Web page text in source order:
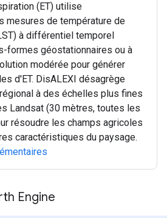
(ET) utilise
mesures de température de
à différentiel temporel
formes géostationnaires ou à
modérée pour générer
d'ET. DisALEXI désagrège
à des échelles plus fines
Landsat (30 mètres, toutes les
résoudre les champs agricoles
caractéristiques du paysage.
Engine